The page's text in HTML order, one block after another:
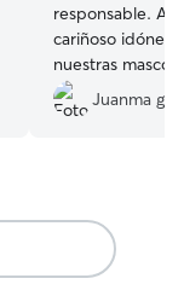
responsable.
cariñoso idóneo
nuestras
Siento que mi
en casa y eso
envía fotos y
nuestra
Melisa!!!”
Juanma g.